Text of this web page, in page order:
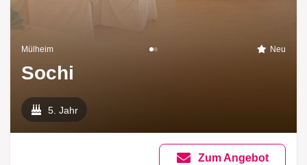
Mülheim Neu
Sochi
5. Jahr
Zum Angebot